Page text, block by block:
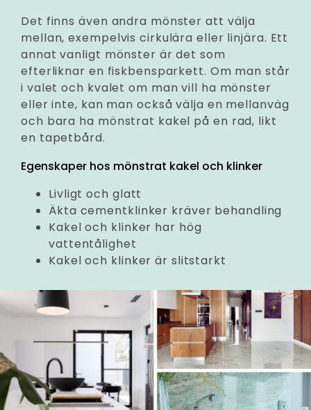
Det finns även andra mönster att välja
mellan, exempelvis cirkulära eller linjära. Ett
annat vanligt mönster är det som
efterliknar en fiskbensparkett. Om man står
i valet och kvalet om man vill ha mönster
eller inte, kan man också välja en mellanväg
och bara ha mönstrat kakel på en rad, likt
en tapetbård.
Egenskaper hos mönstrat kakel och klinker
Livligt och glatt
Äkta cementklinker kräver behandling
Kakel och klinker har hög
vattentålighet
Kakel och klinker är slitstarkt